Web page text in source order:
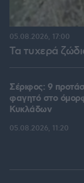
Τα τυχερά
05.08.2026, 17:00
Σέριφος: 9
φαγητό στο
Κυκλάδων
05.08.2026, 11:20